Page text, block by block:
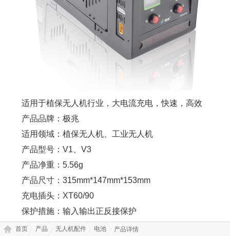
适用于植保无人机行业，大电流充电，快速，高效
产品品牌：极兆
适用领域：植保无人机、工业无人机
产品型号：V1、V3
产品净重：5.56g
产品尺寸：315mm*147mm*153mm
充电插头：XT60/90
保护措施：输入输出正反接保护
首页 产品 无人机配件 电池 产品详情